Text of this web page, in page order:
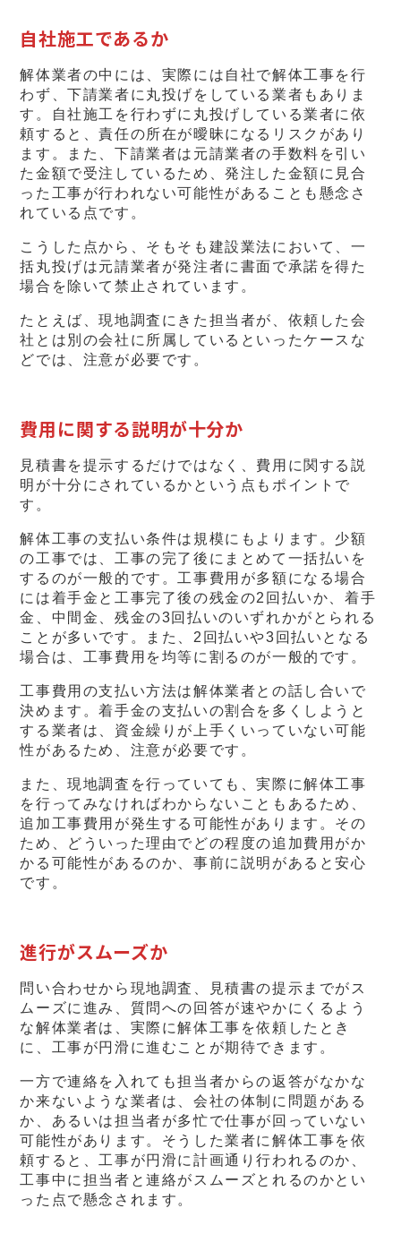
自社施工であるか
解体業者の中には、実際には自社で解体工事を行
わず、下請業者に丸投げをしている業者もありま
す。自社施工を行わずに丸投げしている業者に依
頼すると、責任の所在が曖昧になるリスクがあり
ます。また、下請業者は元請業者の手数料を引い
た金額で受注しているため、発注した金額に見合
った工事が行われない可能性があることも懸念さ
れている点です。
こうした点から、そもそも建設業法において、一
括丸投げは元請業者が発注者に書面で承諾を得た
場合を除いて禁止されています。
たとえば、現地調査にきた担当者が、依頼した会
社とは別の会社に所属しているといったケースな
どでは、注意が必要です。
費用に関する説明が十分か
見積書を提示するだけではなく、費用に関する説
明が十分にされているかという点もポイントで
す。
解体工事の支払い条件は規模にもよります。少額
の工事では、工事の完了後にまとめて一括払いを
するのが一般的です。工事費用が多額になる場合
には着手金と工事完了後の残金の2回払いか、着手
金、中間金、残金の3回払いのいずれかがとられる
ことが多いです。また、2回払いや3回払いとなる
場合は、工事費用を均等に割るのが一般的です。
工事費用の支払い方法は解体業者との話し合いで
決めます。着手金の支払いの割合を多くしようと
する業者は、資金繰りが上手くいっていない可能
性があるため、注意が必要です。
また、現地調査を行っていても、実際に解体工事
を行ってみなければわからないこともあるため、
追加工事費用が発生する可能性があります。その
ため、どういった理由でどの程度の追加費用がか
かる可能性があるのか、事前に説明があると安心
です。
進行がスムーズか
問い合わせから現地調査、見積書の提示までがス
ムーズに進み、質問への回答が速やかにくるよう
な解体業者は、実際に解体工事を依頼したとき
に、工事が円滑に進むことが期待できます。
一方で連絡を入れても担当者からの返答がなかな
か来ないような業者は、会社の体制に問題がある
か、あるいは担当者が多忙で仕事が回っていない
可能性があります。そうした業者に解体工事を依
頼すると、工事が円滑に計画通り行われるのか、
工事中に担当者と連絡がスムーズとれるのかとい
った点で懸念されます。